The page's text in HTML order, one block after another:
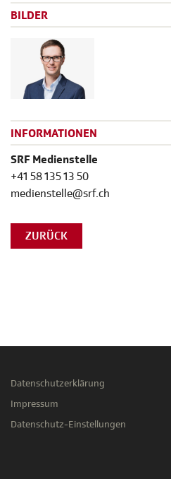
BILDER
INFORMATIONEN
SRF Medienstelle
+41 58 135 13 50
medienstelle@srf.ch
ZURÜCK
Datenschutzerklärung
Impressum
Datenschutz-Einstellungen